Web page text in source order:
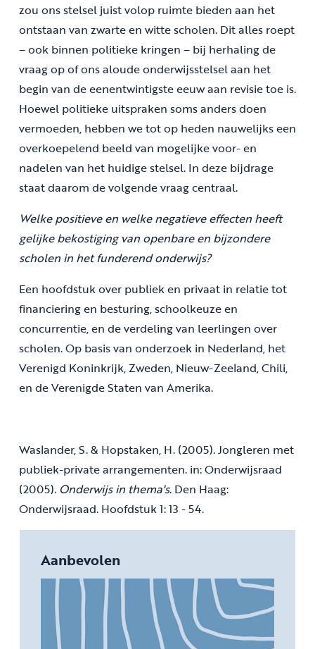
zou ons stelsel juist volop ruimte bieden aan het
ontstaan van zwarte en witte scholen. Dit alles roept
– ook binnen politieke kringen – bij herhaling de
vraag op of ons aloude onderwijsstelsel aan het
begin van de eenentwintigste eeuw aan revisie toe is.
Hoewel politieke uitspraken soms anders doen
vermoeden, hebben we tot op heden nauwelijks een
overkoepelend beeld van mogelijke voor- en
nadelen van het huidige stelsel. In deze bijdrage
staat daarom de volgende vraag centraal.
Welke positieve en welke negatieve effecten heeft
gelijke bekostiging van openbare en bijzondere
scholen in het funderend onderwijs?
Een hoofdstuk over publiek en privaat in relatie tot
financiering en besturing, schoolkeuze en
concurrentie, en de verdeling van leerlingen over
scholen. Op basis van onderzoek in Nederland, het
Verenigd Koninkrijk, Zweden, Nieuw-Zeeland, Chili,
en de Verenigde Staten van Amerika.
Waslander, S. & Hopstaken, H. (2005). Jongleren met
publiek-private arrangementen. in: Onderwijsraad
(2005). Onderwijs in thema's. Den Haag:
Onderwijsraad. Hoofdstuk 1: 13 - 54.
Aanbevolen